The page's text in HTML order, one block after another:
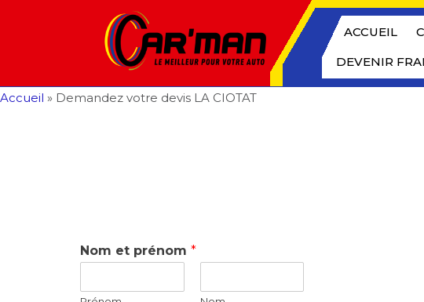
ACCUEIL
DEVENIR
Accueil » Demandez votre devis LA CIOTAT
Nom et prénom *